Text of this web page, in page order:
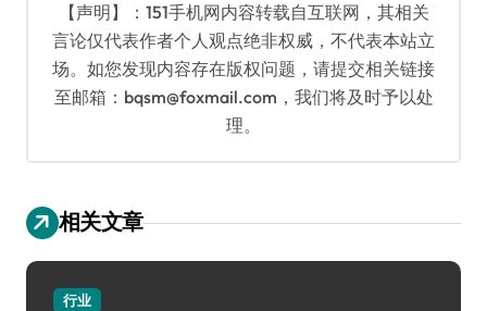
【声明】：151手机网内容转载自互联网，其相关
言论仅代表作者个人观点绝非权威，不代表本站立
场。如您发现内容存在版权问题，请提交相关链接
至邮箱：bqsm@foxmail.com，我们将及时予以处
理。
相关文章
行业